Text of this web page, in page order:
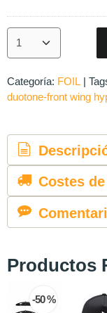
Categoría: FOIL |
duotone-front wing
Costes
Productos